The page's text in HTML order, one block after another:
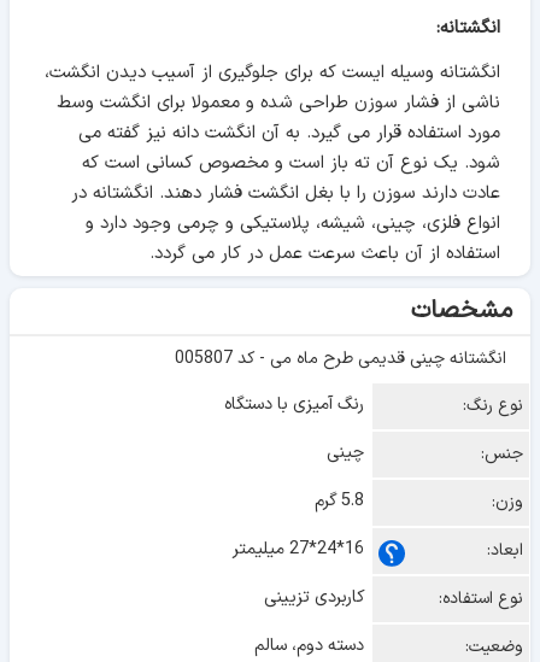
انگشتانه:
انگشتانه وسیله ایست که برای جلوگیری از آسیب دیدن انگشت،
ناشی از فشار سوزن طراحی شده و معمولا برای انگشت وسط
مورد استفاده قرار می گیرد. به آن انگشت دانه نیز گفته می
شود. یک نوع آن ته باز است و مخصوص کسانی است که
عادت دارند سوزن را با بغل انگشت فشار دهند. انگشتانه در
انواع فلزی، چینی، شیشه، پلاستیکی و چرمی وجود دارد و
استفاده از آن باعث سرعت عمل در کار می گردد.
مشخصات
انگشتانه چینی قدیمی طرح ماه می - کد 005807
نوع رنگ:
رنگ آمیزی با دستگاه
جنس:
چینی
وزن:
5.8 گرم
ابعاد:
16*24*27 میلیمتر
نوع استفاده:
کاربردی تزیینی
وضعیت:
دسته دوم، سالم